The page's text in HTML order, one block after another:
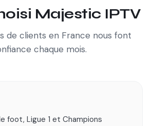
Majestic IPTV
de clients en France nous font
chaque mois.
foot, Ligue 1 et Champions